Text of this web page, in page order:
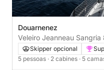
Douarnenez
Veleiro Jeanneau Sangria
Skipper opcional
5 pessoas · 2 cabines · 5